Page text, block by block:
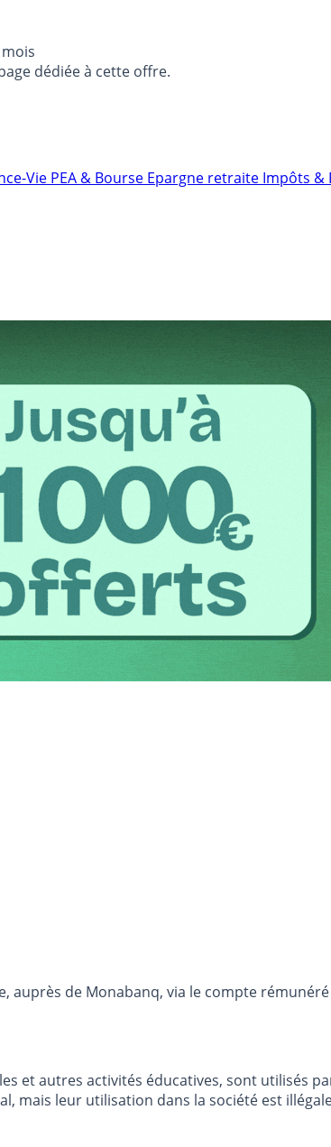
dédiée à cette offre.
Vie PEA & Bourse Epargne retraite Impôts &
de Monabanq, via le compte
et autres activités éducatives, sont utilisés
mais leur utilisation dans la société est